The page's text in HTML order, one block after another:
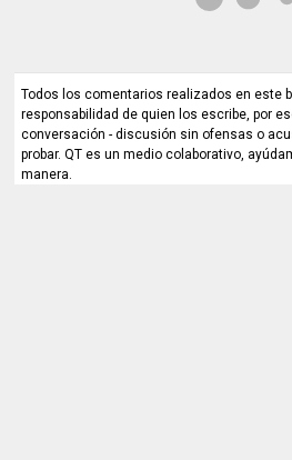
Todos los comentarios realizados en este
responsabilidad de quien los escribe, por
conversación - discusión sin ofensas o
probar. QT es un medio colaborativo,
manera.